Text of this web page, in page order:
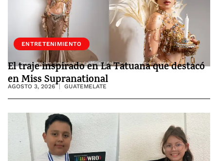
ENTRETENIMIENTO
El traje inspirado en La Tatuana que destacó
en Miss Supranational
AGOSTO 3, 2026 GUATEMELATE